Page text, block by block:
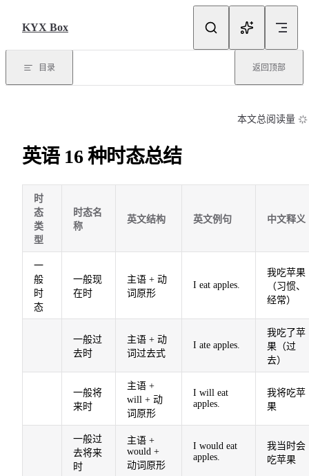
KYX Box
目录 返回顶部
本文总阅读量
英语 16 种时态总结
时
态
类
型
时态名
称
英文结构 英文例句 中文释义
一
般
时
态
一般现
在时
主语 + 动
词原形
I eat apples.
我吃苹果
（习惯、
经常）
一般过
去时
主语 + 动
词过去式
I ate apples.
我吃了苹
果（过
去）
一般将
来时
主语 +
will + 动
词原形
I will eat
apples.
我将吃苹
果
一般过
去将来
时
主语 +
would +
动词原形
I would eat
apples.
我当时会
吃苹果